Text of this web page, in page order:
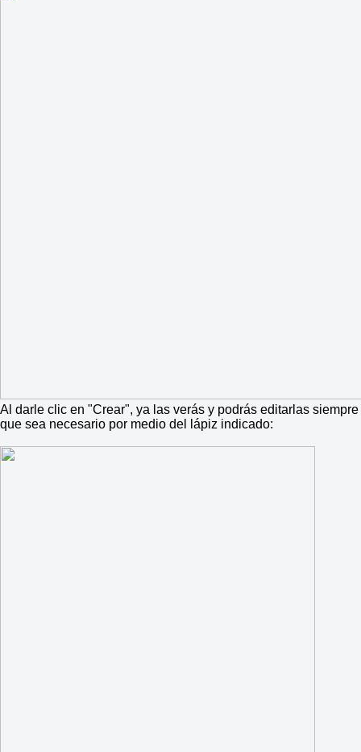
Al darle clic en "Crear", ya las verás y podrás editarlas siempre
que sea necesario por medio del lápiz indicado: